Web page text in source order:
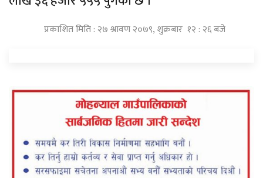
प्रकाशित मिति : २७ श्रावण २०७९, शुक्रबार १२ : २६ बजे